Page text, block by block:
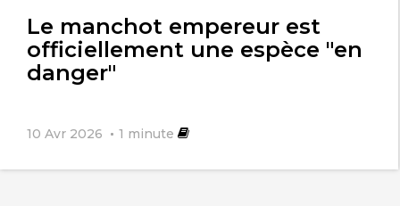
Le manchot empereur est
officiellement une espèce "en
danger"
10 Avr 2026 1 minute